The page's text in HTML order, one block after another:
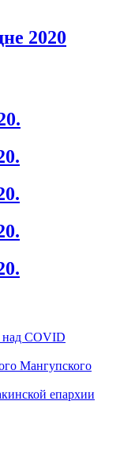
2020
COVID
Мангупского
епархии